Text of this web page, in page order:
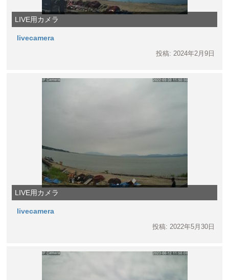
LIVE用カメラ
livecamera
投稿: 2024年2月9日
LIVE用カメラ
livecamera
投稿: 2022年5月30日